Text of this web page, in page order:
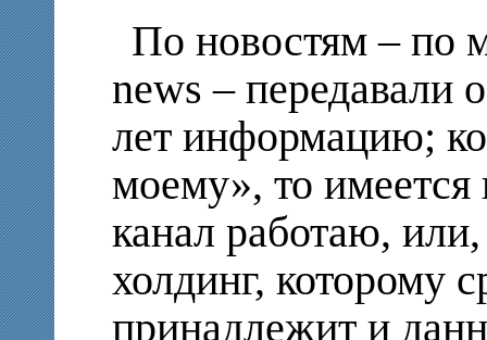
По новостям – по
news – передавали
лет информацию;
моему», то имеется
канал работаю,
холдинг, которому
принадлежит и